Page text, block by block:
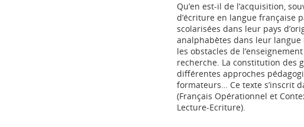
Qu’en est-il de l’acquisition,
d’écriture en langue française
scolarisées dans leur pays
analphabètes dans leur langue
les obstacles de
recherche. La constitution des
différentes approches
formateurs… Ce texte s’inscrit
(Français Opérationnel et
Lecture-Ecriture).